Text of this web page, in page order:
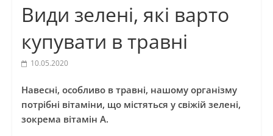
Види зелені, які варто
купувати в травні
10.05.2020
Навесні, особливо в травні, нашому організму
потрібні вітаміни, що містяться у свіжій зелені,
зокрема вітамін А.